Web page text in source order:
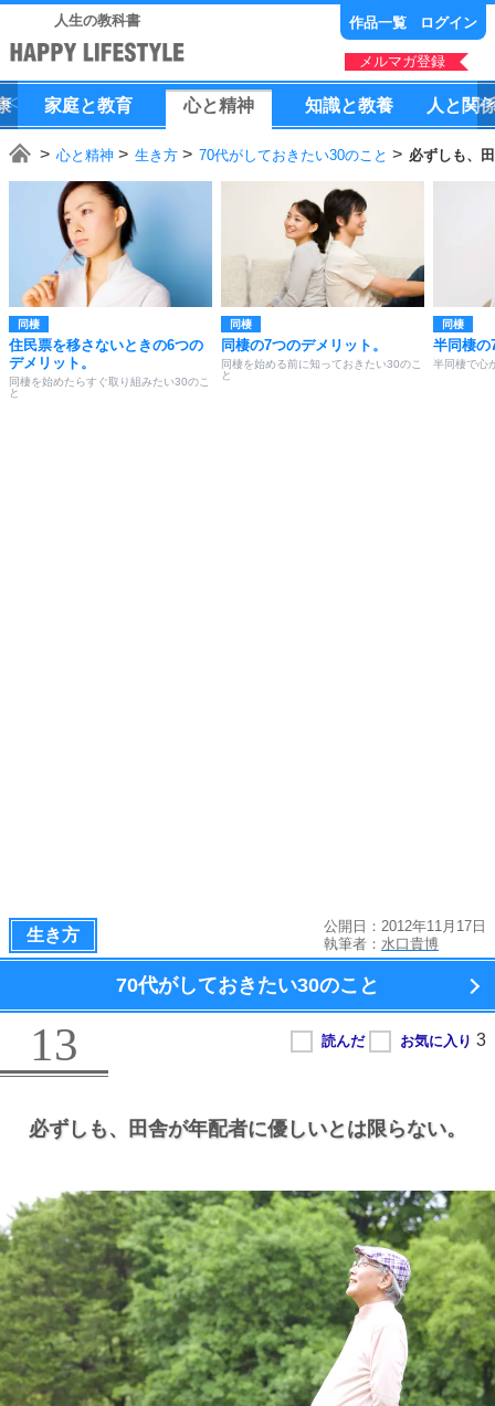
人生の教科書 作品一覧 ログイン
メルマガ登録
家庭と教育 心と精神 知識と教養 人 と 関
心と精神 生き方 70代がしておきたい30のこと 必ずしも、
同棲
住民票を移さないときの6つの
デメリット。
同棲を始めたらすぐ取り組みたい30のこ
と
同棲
同棲の7つのデメリット。
同棲を始める前に知っておきたい30のこ
と
同棲
半同棲の
半同棲で心
生き方
公開日：2012年11月17日
執筆者： 水口貴博
70代がしておきたい30のこと
13
必ずしも、 田舎が年配者に優しいとは限らない。